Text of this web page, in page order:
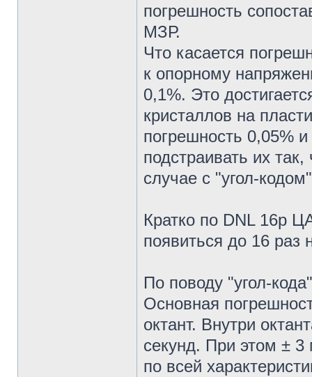
погрешность
МЗР.
Что касается
к опорному
0,1%. Это
кристаллов на
погрешность 0,05%
подстраивать их
случае с "угол-
Кратко по DNL 16р
появиться до 16 раз
По поводу "угол-
Основная
октант. Внутри
секунд. При этом ± 3
по всей